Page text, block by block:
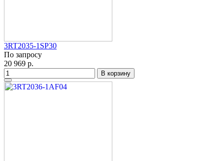
3RT2035-1SP30
По запросу
20 969 р.
В корзину